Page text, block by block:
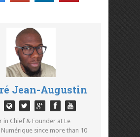
Jean-Augustin
in Chief & Founder at Le
Numérique since more than 10